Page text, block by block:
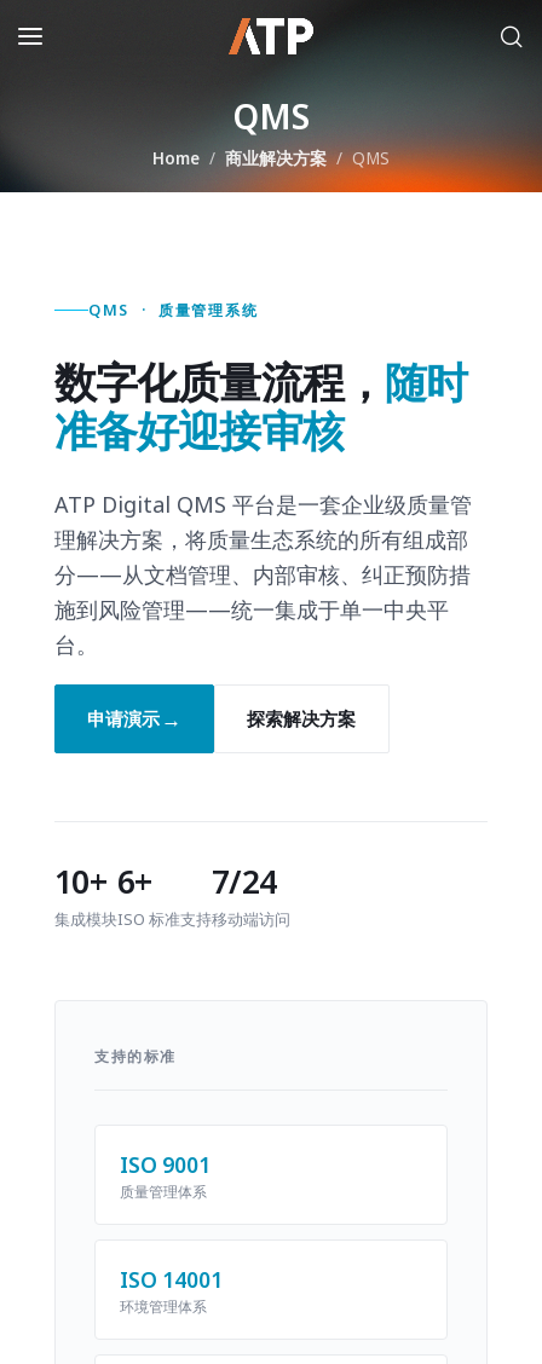
QMS
Home 商业解决方案 QMS
QMS · 质量管理系统
数字化质量流程， 随时
准备好迎接审核
ATP Digital QMS 平台是一套企业级质量管
理解决方案，将质量生态系统的所有组成部
分——从文档管理、内部审核、纠正预防措
施到风险管理——统一集成于单一中央平
台。
申请演示 → 探索解决方案
10+
集成模块
6+
ISO 标准支持
7/24
移动端访问
支持的标准
ISO 9001
质量管理体系
ISO 14001
环境管理体系